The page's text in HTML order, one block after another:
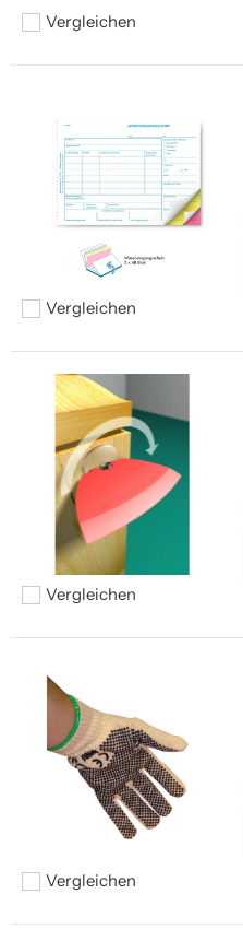
Hinzufügen zum vergleichen
Vergleichen
Hinzufügen zum vergleichen
Vergleichen
Hinzufügen zum vergleichen
Vergleichen
Hinzufügen zum vergleichen
Vergleichen